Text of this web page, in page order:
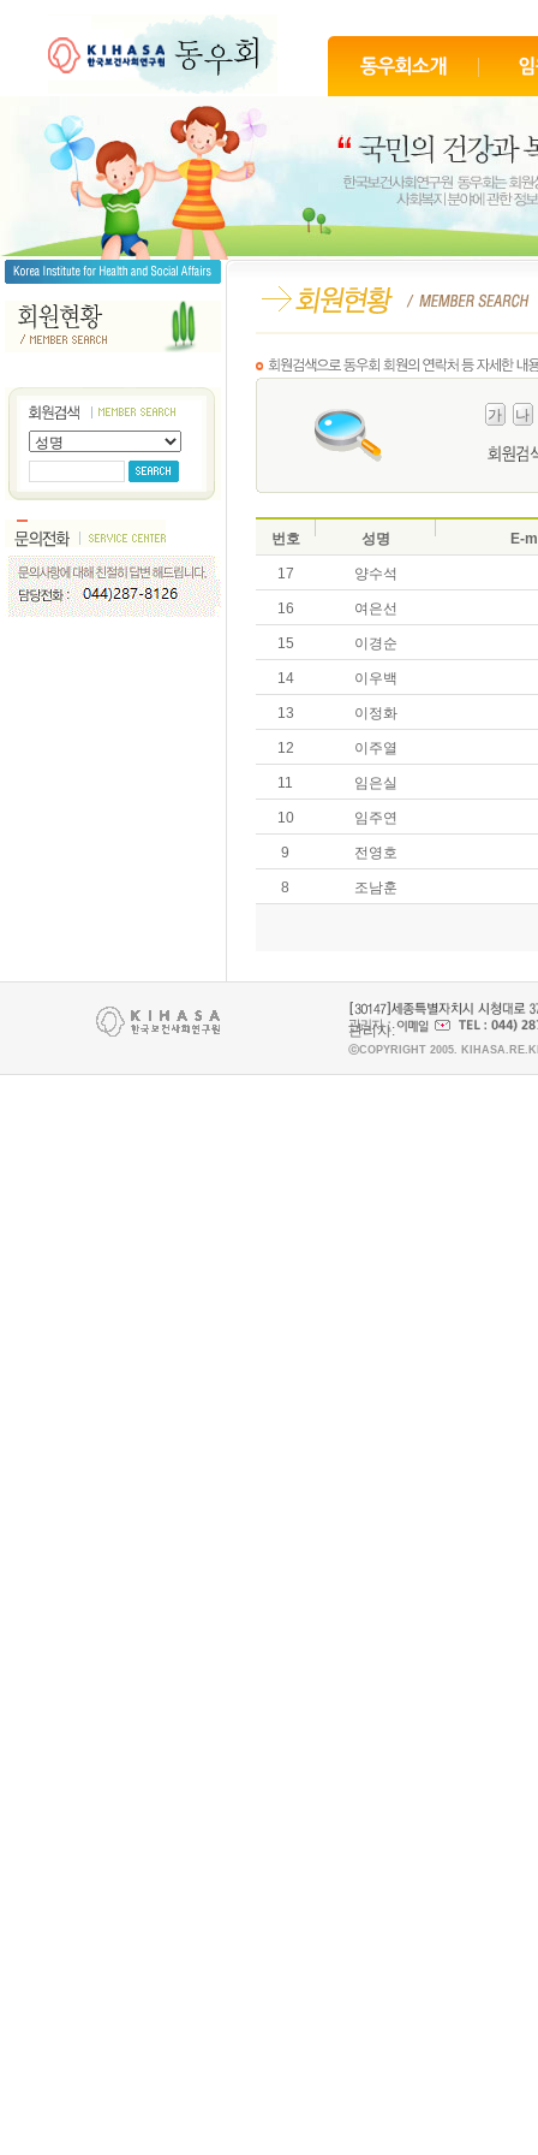
가 나
번호 성명 E-
17 양수석
16 여은선
15 이경순
14 이우백
13 이정화
12 이주열
11 임은실
10 임주연
9 전영호
8 조남훈
관리자:
ⓒCOPYRIGHT 2005.